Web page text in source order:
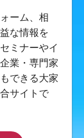
ーム、相
な情報を
ミナーやイ
業・専門家
できる大家
サイトで